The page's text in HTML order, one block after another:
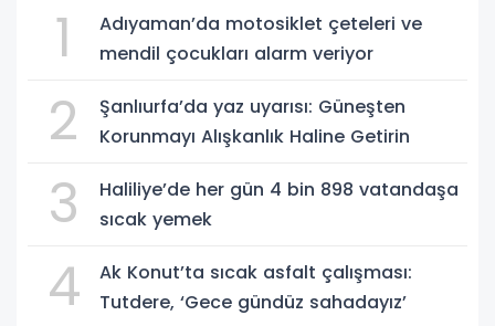
1
Adıyaman’da motosiklet çeteleri ve
mendil çocukları alarm veriyor
2
Şanlıurfa’da yaz uyarısı: Güneşten
Korunmayı Alışkanlık Haline Getirin
3
Haliliye’de her gün 4 bin 898 vatandaşa
sıcak yemek
4
Ak Konut’ta sıcak asfalt çalışması:
Tutdere, ‘Gece gündüz sahadayız’